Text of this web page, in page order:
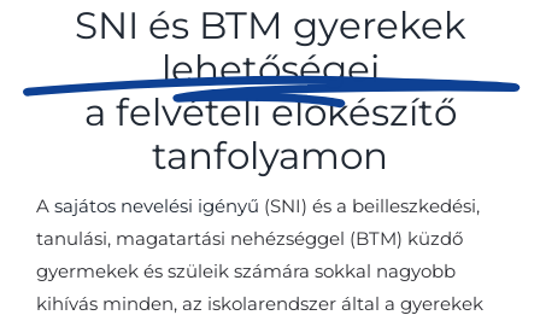
SNI és BTM gyerekek
lehetőségei
a felvételi előkészítő
tanfolyamon
A sajátos nevelési igényű (SNI) és a beilleszkedési,
tanulási, magatartási nehézséggel (BTM) küzdő
gyermekek és szüleik számára sokkal nagyobb
kihívás minden, az iskolarendszer által a gyerekek